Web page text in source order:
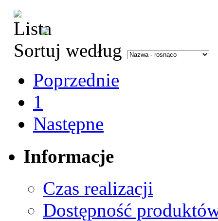
Sortuj według
Poprzednie
1
Następne
Informacje
Czas realizacji
Dostępność